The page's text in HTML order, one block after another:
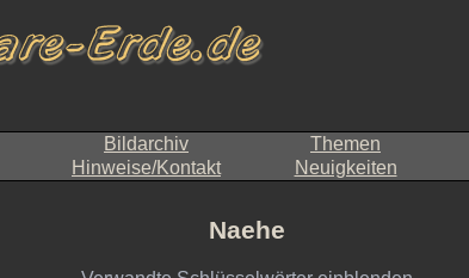
Bildarchiv Themen
Hinweise/Kontakt Neuigkeiten
Naehe